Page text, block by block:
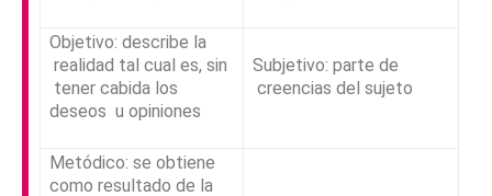
Objetivo: describe la
realidad tal cual es, sin
tener cabida los
deseos u opiniones
Subjetivo: parte de
creencias del sujeto
Metódico: se obtiene
como resultado de la